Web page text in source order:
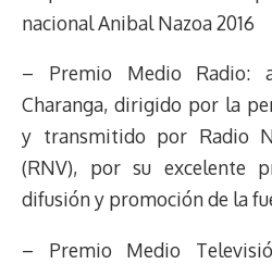
nacional Anibal Nazoa 2016
– Premio Medio Radio:
Charanga, dirigido por la
y transmitido por Radio
(RNV), por su excelente
difusión y promoción de la
– Premio Medio